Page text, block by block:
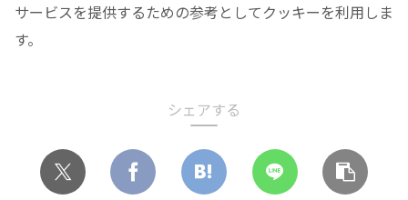
サービスを提供するための参考としてクッキーを利用しま
す。
シェアする